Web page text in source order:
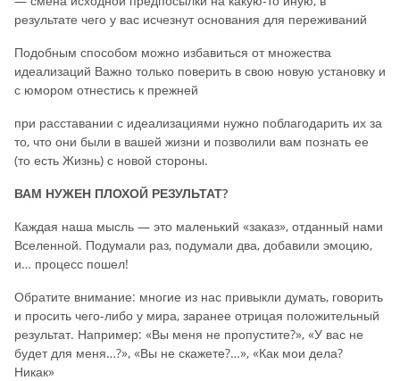
результате чего у вас исчезнут основания для переживаний
Подобным способом можно избавиться от множества
идеализаций Важно только поверить в свою новую установку и
с юмором отнестись к прежней
при расставании с идеализациями нужно поблагодарить их за
то, что они были в вашей жизни и позволили вам познать ее
(то есть Жизнь) с новой стороны.
ВАМ НУЖЕН ПЛОХОЙ РЕЗУЛЬТАТ?
Каждая наша мысль — это маленький «заказ», отданный нами
Вселенной. Подумали раз, подумали два, добавили эмоцию,
и… процесс пошел!
Обратите внимание: многие из нас привыкли думать, говорить
и просить чего-либо у мира, заранее отрицая положительный
результат. Например: «Вы меня не пропустите?», «У вас не
будет для меня…?», «Вы не скажете?…», «Как мои дела?
Никак»